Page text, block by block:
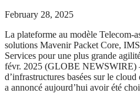
February 28, 2025
La plateforme au modèle Telecom-
solutions Mavenir Packet Core,
Services pour une plus grande
févr. 2025 (GLOBE NEWSWIRE)
d’infrastructures basées sur le
a annoncé aujourd’hui avoir été